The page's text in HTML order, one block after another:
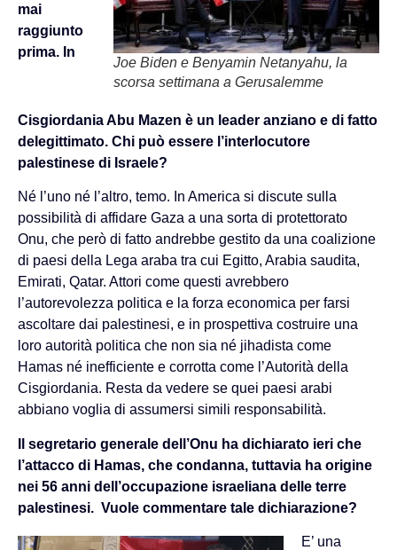
Joe Biden e Benyamin Netanyahu, la
scorsa settimana a Gerusalemme
mai
raggiunto
prima. In
Cisgiordania Abu Mazen è un leader anziano e di fatto
delegittimato. Chi può essere l’interlocutore
palestinese di Israele?
Né l’uno né l’altro, temo. In America si discute sulla
possibilità di affidare Gaza a una sorta di protettorato
Onu, che però di fatto andrebbe gestito da una coalizione
di paesi della Lega araba tra cui Egitto, Arabia saudita,
Emirati, Qatar. Attori come questi avrebbero
l’autorevolezza politica e la forza economica per farsi
ascoltare dai palestinesi, e in prospettiva costruire una
loro autorità politica che non sia né jihadista come
Hamas né inefficiente e corrotta come l’Autorità della
Cisgiordania. Resta da vedere se quei paesi arabi
abbiano voglia di assumersi simili responsabilità.
Il segretario generale dell’Onu ha dichiarato ieri che
l’attacco di Hamas, che condanna, tuttavia ha origine
nei 56 anni dell’occupazione israeliana delle terre
palestinesi. Vuole commentare tale dichiarazione?
E’ una